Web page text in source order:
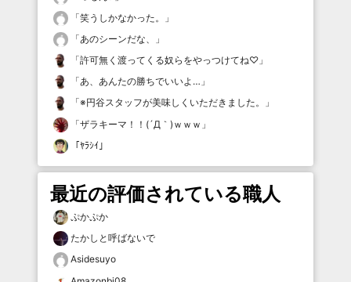
「笑うしかなかった。
」
「あのシーンだな、
」
「許可無く渡ってくる奴らをやっつけてね♡ 」
「あ、あんたの勝ちでいいよ… 」
「※円谷スタッフが美味しくいただきました。
」
「ザラキーマ！！(´Д｀)ｗｗｗ 」
「ﾔﾗｼｲ 」
最近の評価されている職人
ぷかぷか
たかしと呼ばないで
Asidesuyo